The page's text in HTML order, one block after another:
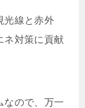
光線と赤外
ネ対策に貢献
なので、万一